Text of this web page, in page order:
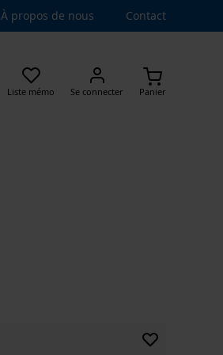
À propos de nous Contact
Liste mémo Se connecter Panier